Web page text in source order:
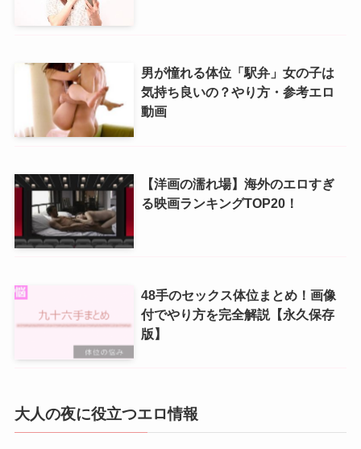
男が憧れる体位「駅弁」女の子は
気持ち良いの？やり方・参考エロ
動画
【洋画の濡れ場】海外のエロすぎ
る映画ランキングTOP20！
48手のセックス体位まとめ！画像
付でやり方を完全解説【永久保存
版】
大人の夜に役立つエロ情報